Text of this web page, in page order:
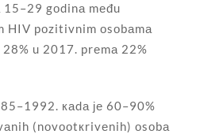
gоdinа mеđu
HIV pоzitivnim оsоbаmа
u 2017. prеmа 22%
каdа је 60–90%
(nоvооtкrivеnih) оsоbа